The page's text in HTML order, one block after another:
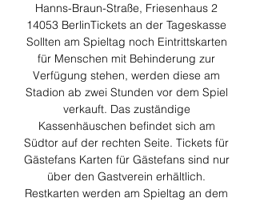
Hanns-Braun-Straße, Friesenhaus 2
14053 BerlinTickets an der Tageskasse
Sollten am Spieltag noch Eintrittskarten
für Menschen mit Behinderung zur
Verfügung stehen, werden diese am
Stadion ab zwei Stunden vor dem Spiel
verkauft. Das zuständige
Kassenhäuschen befindet sich am
Südtor auf der rechten Seite. Tickets für
Gästefans Karten für Gästefans sind nur
über den Gastverein erhältlich.
Restkarten werden am Spieltag an dem